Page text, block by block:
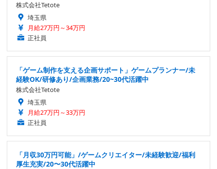
株式会社Tetote
埼玉県
月給27万円～34万円
正社員
「ゲーム制作を支える企画サポート」ゲームプランナー/未
経験OK/研修あり/企画業務/20~30代活躍中
株式会社Tetote
埼玉県
月給27万円～33万円
正社員
「月収30万円可能」/ゲームクリエイター/未経験歓迎/福利
厚生充実/20〜30代活躍中